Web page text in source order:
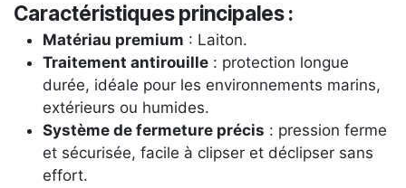
Caractéristiques principales :
Matériau premium : Laiton.
Traitement antirouille : protection longue
durée, idéale pour les environnements marins,
extérieurs ou humides.
Système de fermeture précis : pression ferme
et sécurisée, facile à clipser et déclipser sans
effort.